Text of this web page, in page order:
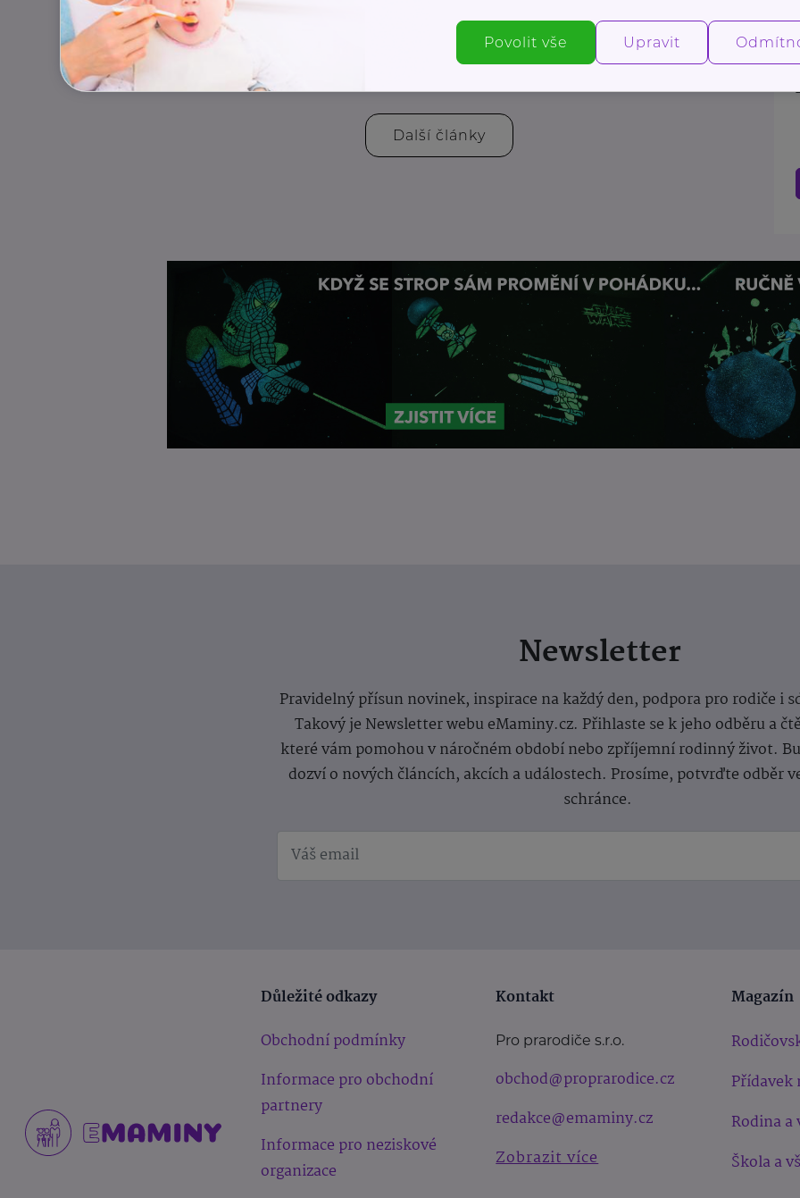
Investujte do budoucnosti: Proč je investiční
životní pojištění dobrý nápad
Další články
Newsletter
Pravidelný přísun novinek, inspirace na každý den, podpora pro rodiče i
Takový je Newsletter webu eMaminy.cz. Přihlaste se k jeho odběru a
které vám pomohou v náročném období nebo zpříjemní rodinný život.
dozví o nových článcích, akcích a událostech. Prosíme, potvrďte odběr
schránce.
Důležité odkazy
Obchodní podmínky
Informace pro obchodní
partnery
Informace pro neziskové
organizace
Kontakt
Pro prarodiče s.r.o.
obchod@proprarodice.cz
redakce@emaminy.cz
Zobrazit více
Magazín
Přídavek
Rodina a
Škola a
Povolit vše Upravit